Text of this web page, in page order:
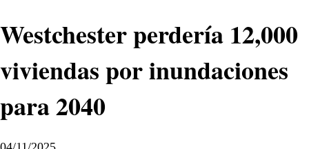
Westchester perdería 12,000
viviendas por inundaciones
para 2040